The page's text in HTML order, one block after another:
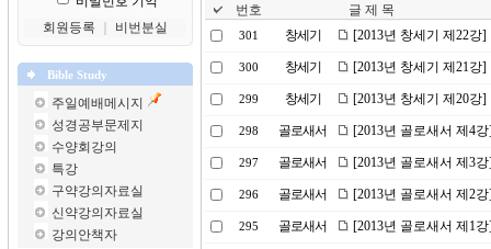
회원등록
비번분실
Bible Study
주일예배메시지
성경공부문제지
수양회강의
특강
구약강의자료실
신약강의자료실
강의안책자
번호 글 제 목
301 창세기 [2013년 창세기 제22강
300 창세기 [2013년 창세기 제21강
299 창세기 [2013년 창세기 제20강
298 골로새서 [2013년 골로새서 제4
297 골로새서 [2013년 골로새서 제3
296 골로새서 [2013년 골로새서 제2
295 골로새서 [2013년 골로새서 제1